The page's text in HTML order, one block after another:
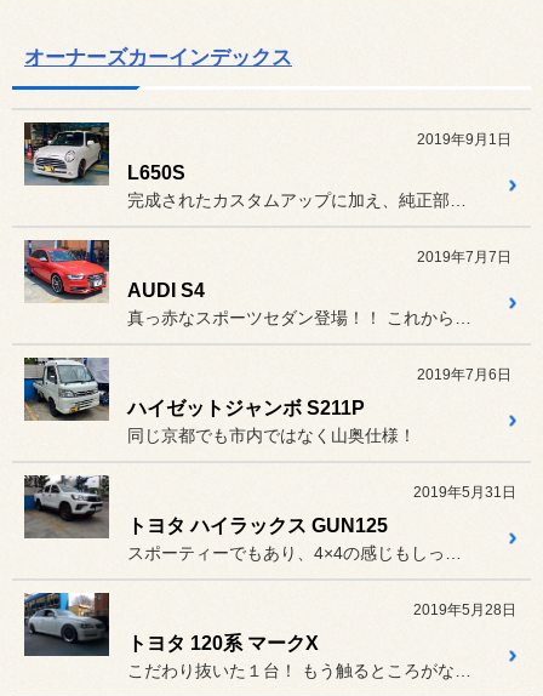
オーナーズカーインデックス
2019年9月1日
L650S
2019年7月7日
AUDI S4
2019年7月6日
ハイゼットジャンボ S211P
同じ京都でも市内ではなく山奥仕様！
2019年5月31日
トヨタ ハイラックス GUN125
2019年5月28日
トヨタ 120系 マークX